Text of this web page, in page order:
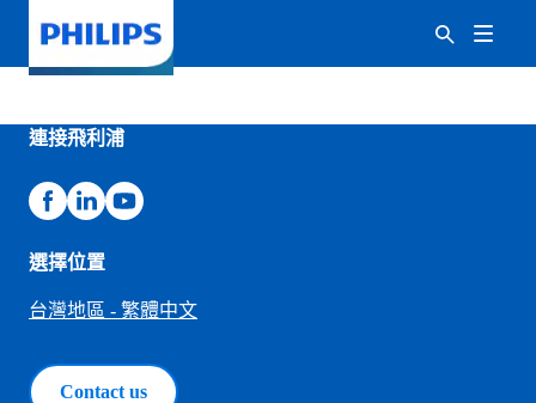
連接飛利浦
選擇位置
台灣地區 - 繁體中文
Contact us